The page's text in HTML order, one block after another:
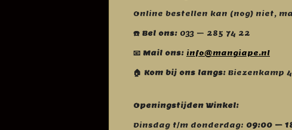
Online bestellen kan (nog) niet,
☎️ Bel ons: 033 – 285 74 22
📧 Mail ons: info@mangiape.nl
🏠 Kom bij ons langs: Biezenkamp
Openingstijden Winkel:
Dinsdag t/m donderdag: 09:00 –